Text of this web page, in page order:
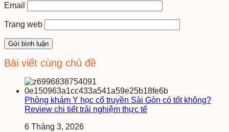
Email
Trang web
Bài viết cùng chủ đề
Phòng khám Y học cổ truyền Sài Gòn có tốt không?
Review chi tiết trải nghiệm thực tế
6 Tháng 3, 2026